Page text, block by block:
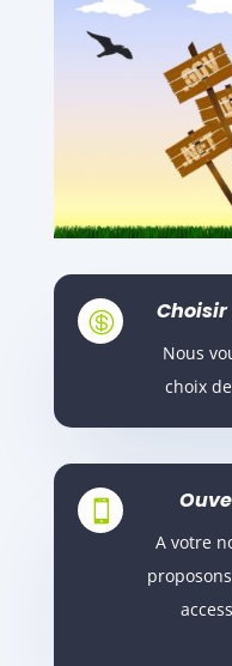

Nous
choix

A votre